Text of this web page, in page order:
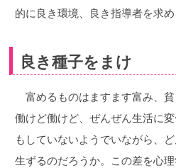
的に良き環境、良き指導者を求
良き種子をまけ
富めるものはますます富み、
働けど働けど、ぜんぜん生活に
もしていないようでいながら、
生ずるのだろうか。この差を心